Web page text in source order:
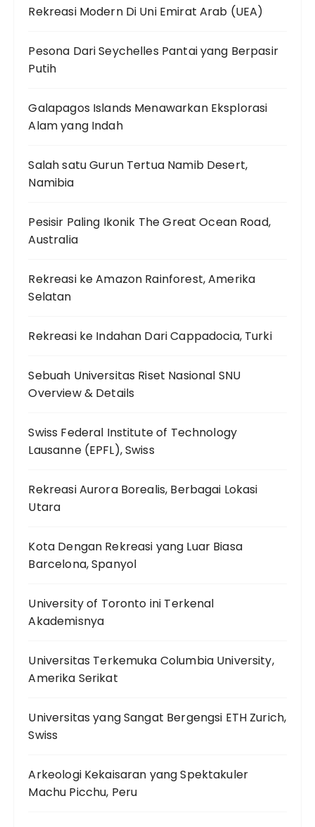
Rekreasi Modern Di Uni Emirat Arab (UEA)
Pesona Dari Seychelles Pantai yang Berpasir
Putih
Galapagos Islands Menawarkan Eksplorasi
Alam yang Indah
Salah satu Gurun Tertua Namib Desert,
Namibia
Pesisir Paling Ikonik The Great Ocean Road,
Australia
Rekreasi ke Amazon Rainforest, Amerika
Selatan
Rekreasi ke Indahan Dari Cappadocia, Turki
Sebuah Universitas Riset Nasional SNU
Overview & Details
Swiss Federal Institute of Technology
Lausanne (EPFL), Swiss
Rekreasi Aurora Borealis, Berbagai Lokasi
Utara
Kota Dengan Rekreasi yang Luar Biasa
Barcelona, Spanyol
University of Toronto ini Terkenal
Akademisnya
Universitas Terkemuka Columbia University,
Amerika Serikat
Universitas yang Sangat Bergengsi ETH Zurich,
Swiss
Arkeologi Kekaisaran yang Spektakuler
Machu Picchu, Peru